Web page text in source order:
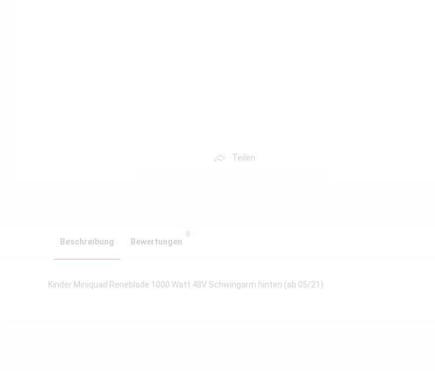
Teilen
Beschreibung Bewertungen
0
Kinder Miniquad Reneblade 1000 Watt 48V Schwingarm hinten (ab 05/21)